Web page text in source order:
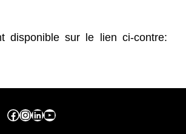
disponible sur le lien ci-contre:
Facebook ville de seraing Instragram ville de seraing linkedin – ville de seraing YouTube